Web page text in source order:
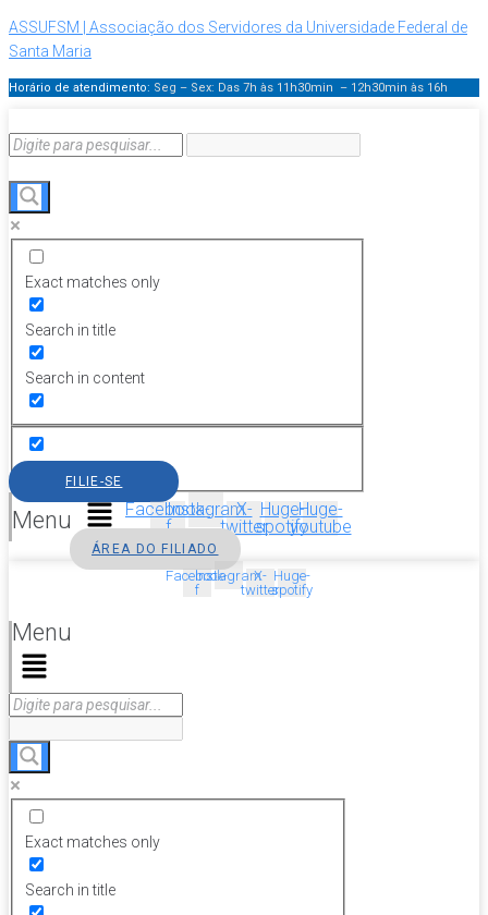
ASSUFSM | Associação dos Servidores da Universidade Federal de
Santa Maria
Horário de atendimento: Seg – Sex: Das 7h às 11h30min – 12h30min às 16h
Exact matches only
Search in title
Search in content
Menu
FILIE-SE
Facebook-
f
InstagramX-
twitter
Huge-
spotify
Huge-
youtube
ÁREA DO FILIADO
Facebook-
f
InstagramX-
twitter
Huge-
spotify
Menu
Exact matches only
Search in title